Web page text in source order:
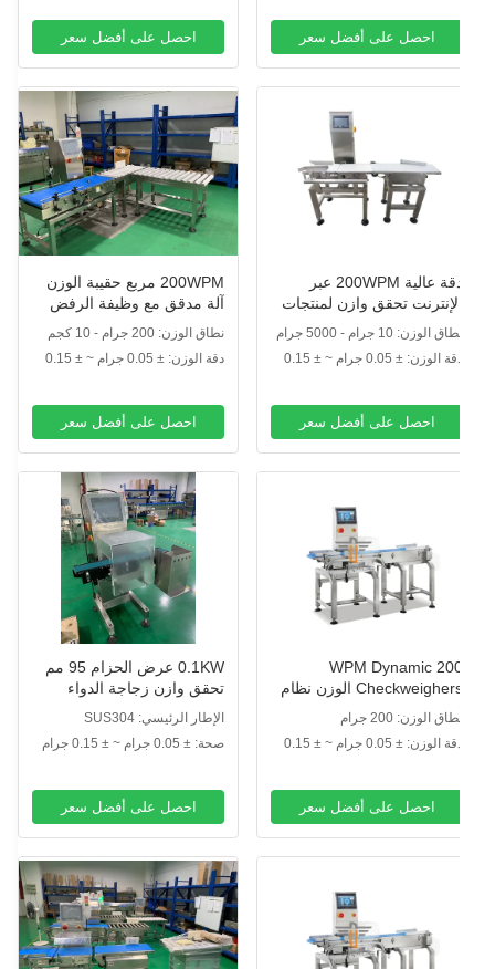
احصل على أفضل سعر احصل على أفضل سعر
دقة عالية 200WPM عبر
تحقق وازن لمنتجات
حقيبة الزجاجةالوزن: 10 جرام - 5000 جرام
دقة الوزن: ± 0.05 جرام ~ ± 0.15
احصل على أفضل سعر
200WPM مربع حقيبة الوزن
آلة مدقق مع وظيفة الرفض
نطاق الوزن: 200 جرام - 10 كجم
دقة الوزن: ± 0.05 جرام ~ ± 0.15
احصل على أفضل سعر
200 WPM Dynamic
Checkweighers الوزن نظام
الحزام الناقل مع
للجرار
الوزن: 200 جرام
دقة الوزن: ± 0.05 جرام ~ ± 0.15
احصل على أفضل سعر
0.1KW عرض الحزام 95 مم
تحقق وازن زجاجة الدواء
الإطار الرئيسي: SUS304
صحة: ± 0.05 جرام ~ ± 0.15 جرام
احصل على أفضل سعر